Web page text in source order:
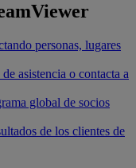
personas, lugares
asistencia o contacta a
global de socios
de los clientes de